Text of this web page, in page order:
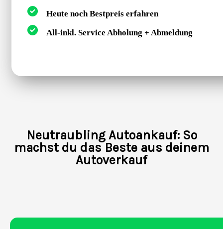
Heute noch Bestpreis erfahren
All-inkl. Service Abholung + Abmeldung
Neutraubling Autoankauf: So
machst du das Beste aus deinem
Autoverkauf